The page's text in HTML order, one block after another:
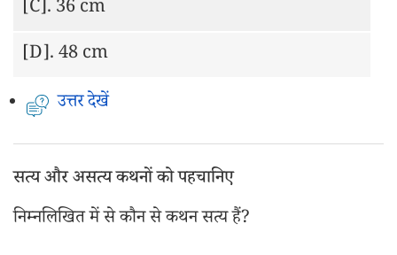
[C]. 36 cm
[D].48 cm
उत्तर देखें
सत्य और असत्य कथनों को पहचानिए
निम्नलिखित में से कौन से कथन सत्य हैं?